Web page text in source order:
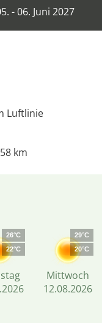
- 06. Juni 2027
Luftlinie
km
26°C
22°C
29°C
20°C
Mittwoch
12.08.2026